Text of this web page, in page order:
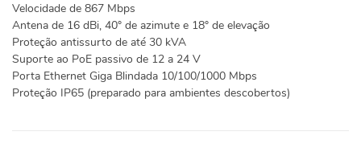
Velocidade de 867 Mbps
Antena de 16 dBi, 40° de azimute e 18° de elevação
Proteção antissurto de até 30 kVA
Suporte ao PoE passivo de 12 a 24 V
Porta Ethernet Giga Blindada 10/100/1000 Mbps
Proteção IP65 (preparado para ambientes descobertos)